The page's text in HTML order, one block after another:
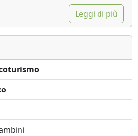
Leggi di più